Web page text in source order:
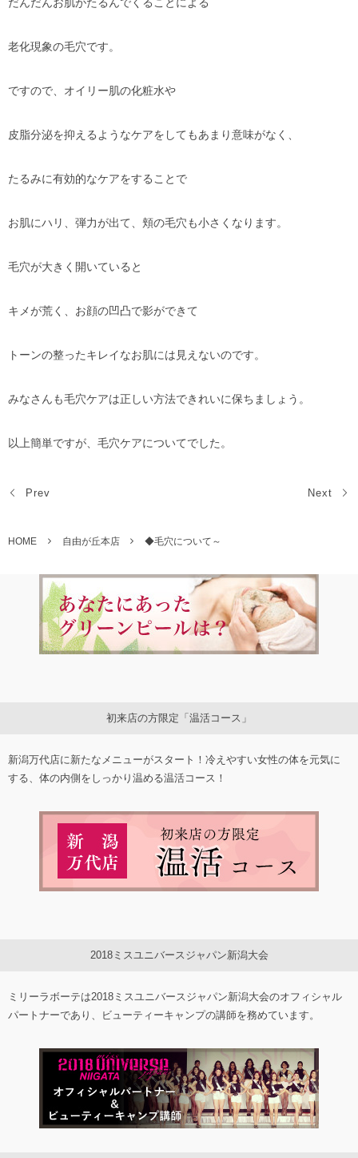
老化現象の毛穴です。
ですので、オイリー肌の化粧水や
皮脂分泌を抑えるようなケアをしてもあまり意味がなく、
たるみに有効的なケアをすることで
お肌にハリ、弾力が出て、頬の毛穴も小さくなります。
毛穴が大きく開いていると
キメが荒く、お顔の凹凸で影ができて
トーンの整ったキレイなお肌には見えないのです。
みなさんも毛穴ケアは正しい方法できれいに保ちましょう。
以上簡単ですが、毛穴ケアについてでした。
Prev Next
HOME 自由が丘本店 ◆毛穴について～
初来店の方限定「温活コース」
新潟万代店に新たなメニューがスタート！冷えやすい女性の体を元気に
する、体の内側をしっかり温める温活コース！
2018ミスユニバースジャパン新潟大会
ミリーラボーテは2018ミスユニバースジャパン新潟大会のオフィシャル
パートナーであり、ビューティーキャンプの講師を務めています。